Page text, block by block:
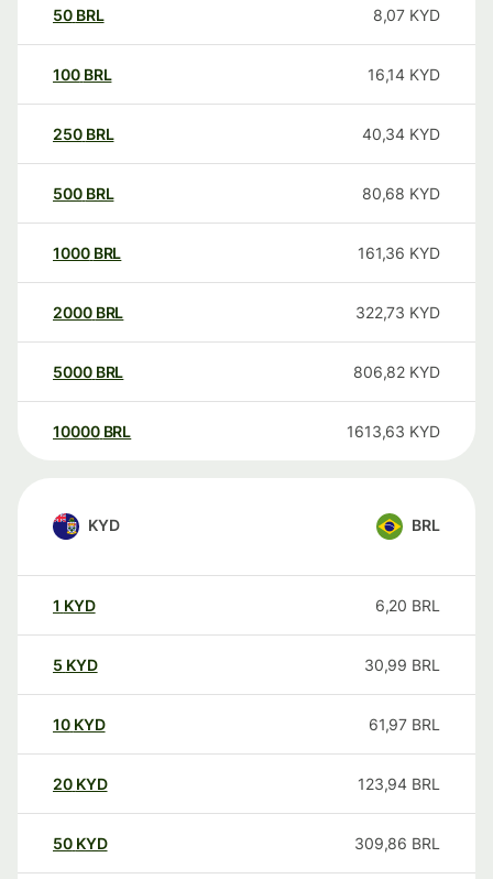
50 BRL 8,07 KYD
100 BRL 16,14 KYD
250 BRL 40,34 KYD
500 BRL 80,68 KYD
1000 BRL 161,36 KYD
2000 BRL 322,73 KYD
5000 BRL 806,82 KYD
10000 BRL 1613,63 KYD
KYD BRL
1 KYD 6,20 BRL
5 KYD 30,99 BRL
10 KYD 61,97 BRL
20 KYD 123,94 BRL
50 KYD 309,86 BRL